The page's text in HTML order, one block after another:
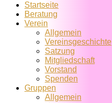
Startseite
Beratung
Verein
Allgemein
Vereins­geschichte
Satzung
Mitglied­schaft
Vorstand
Spenden
Gruppen
Allgemein